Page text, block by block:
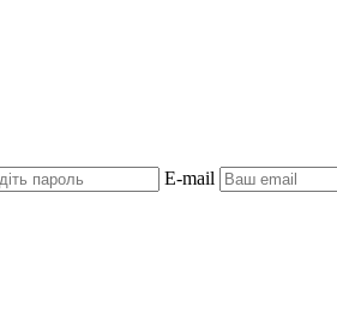
E-mail